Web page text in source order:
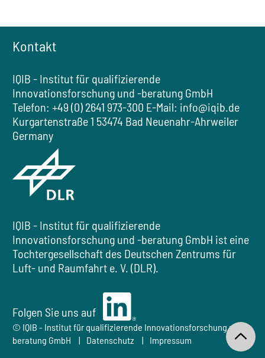
Kontakt
IQIB - Institut für qualifizierende
Innovationsforschung und -beratung GmbH
Telefon: +49 (0) 2641 973-300 E-Mail: info@iqib.de
Kurgartenstraße 1 53474 Bad Neuenahr-Ahrweiler
Germany
IQIB - Institut für qualifizierende
Innovationsforschung und -beratung GmbH ist eine
Tochtergesellschaft des Deutschen Zentrums für
Luft- und Raumfahrt e. V. (DLR).
Folgen Sie uns auf LinkedIn
Folgen Sie uns auf
© IQIB - Institut für qualifizierende Innovationsforschung und -
beratung GmbH
Datenschutz Impressum